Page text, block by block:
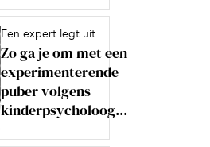
Een expert legt uit
Zo ga je om met een
experimenterende
puber volgens
kinderpsycholoog...